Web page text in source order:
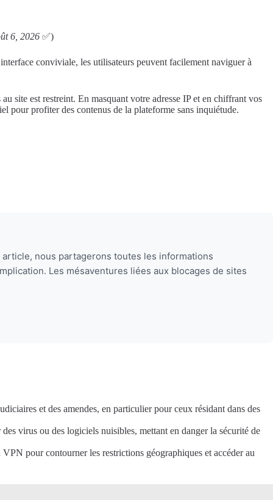
6, 2026 ✅)
conviviale, les utilisateurs peuvent facilement naviguer à
site est restreint. En masquant votre adresse IP et en chiffrant vos
pour profiter des contenus de la plateforme sans inquiétude.
nous partagerons toutes les informations
Les mésaventures liées aux blocages de sites
et des amendes, en particulier pour ceux résidant dans des
virus ou des logiciels nuisibles, mettant en danger la sécurité de
pour contourner les restrictions géographiques et accéder au